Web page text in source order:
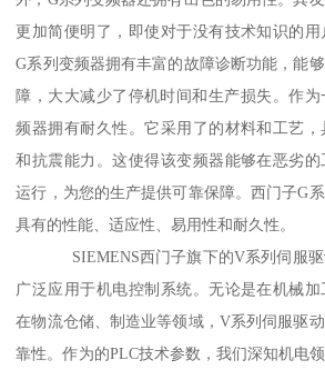
更加简便明了，即使对于没有技术知识的用
G系列变频器拥有丰富的故障诊断功能，能
障，大大减少了停机时间和生产损失。作
频器拥有耐久性。它采用了的材料和工艺
和抗震能力。这使得该变频器能够在恶劣
运行，为您的生产提供可靠保障。西门子G
具有的性能、适应性、易用性和耐久性。
SIEMENS西门子旗下的V系列伺服驱
广泛应用于机电控制系统。无论是在机械
在物流仓储、制造业等领域，V系列伺服驱
靠性。作为的PLC技术参数，我们深知机电